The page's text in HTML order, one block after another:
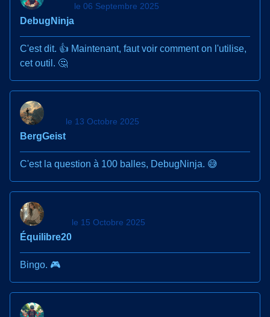
DebugNinja
le 06 Septembre 2025
C'est dit. 👍 Maintenant, faut voir comment on l'utilise,
cet outil. 🤔
BergGeist
le 13 Octobre 2025
C'est la question à 100 balles, DebugNinja. 😅
Équilibre20
le 15 Octobre 2025
Bingo. 🎮